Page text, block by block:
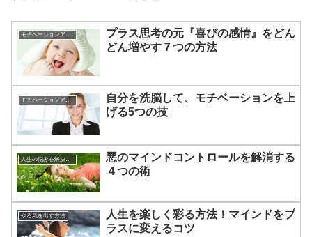
モチベーションアップの方法
プラス思考の元『喜びの感情』をどん
どん増やす７つの方法
モチベーションアップの方法
自分を洗脳して、モチベーションを上
げる5つの技
人生の悩みを解決する方法
悪のマインドコントロールを解消する
４つの術
やる気を出す方法
人生を楽しく彩る方法！マインドをプ
ラスに変えるコツ